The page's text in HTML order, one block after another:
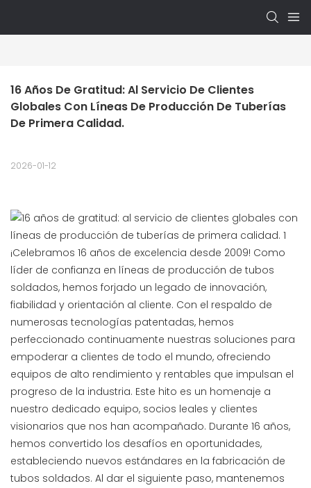
16 Años De Gratitud: Al Servicio De Clientes
Globales Con Líneas De Producción De Tuberías
De Primera Calidad.
2026-01-12
¡Celebramos 16 años de excelencia desde 2009! Como
líder de confianza en líneas de producción de tubos
soldados, hemos forjado un legado de innovación,
fiabilidad y orientación al cliente. Con el respaldo de
numerosas tecnologías patentadas, hemos
perfeccionado continuamente nuestras soluciones para
empoderar a clientes de todo el mundo, ofreciendo
equipos de alto rendimiento y rentables que impulsan el
progreso de la industria. Este hito es un homenaje a
nuestro dedicado equipo, socios leales y clientes
visionarios que nos han acompañado. Durante 16 años,
hemos convertido los desafíos en oportunidades,
estableciendo nuevos estándares en la fabricación de
tubos soldados. Al dar el siguiente paso, mantenemos